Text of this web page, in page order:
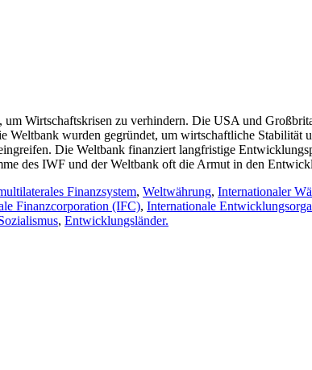
Wirtschaftskrisen zu verhindern. Die USA und
wurden gegründet, um wirtschaftliche Stabilität
Die Weltbank finanziert langfristige
des IWF und der Weltbank oft die Armut in den
Finanzsystem, Weltwährung, Internationaler
Finanzcorporation (IFC), Internationale
, Entwicklungsländer.